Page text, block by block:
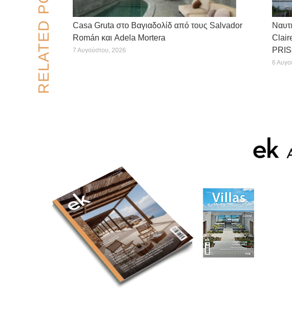
Casa Gruta στο Βαγιαδολίδ από τους Salvador
Román και Adela Mortera
7 Αυγούστου, 2026
6